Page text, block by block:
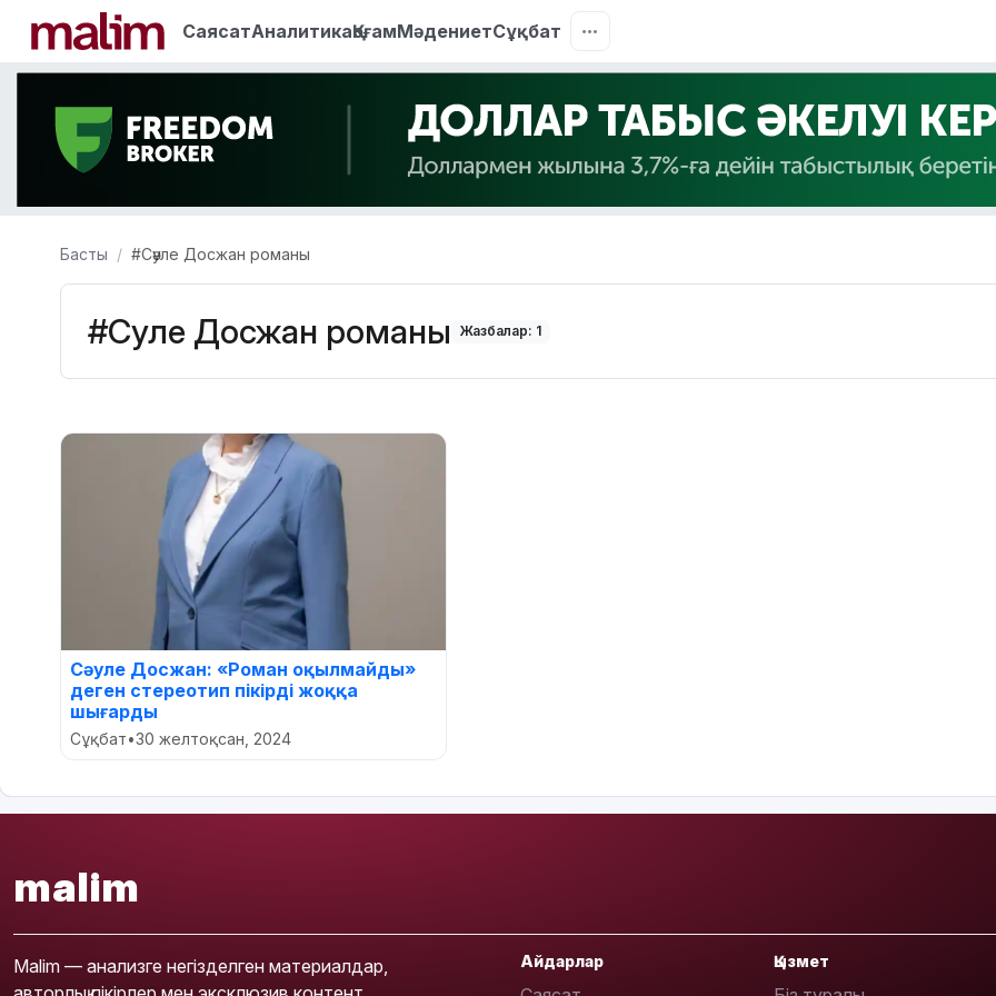
СаясатАналитикаҚоғамМәдениетСұқбат
Басты #Сәуле Досжан романы
#Сәуле Досжан романы Жазбалар: 1
Сәуле Досжан: «Роман оқылмайды»
деген стереотип пікірді жоққа
шығарды
Сұқбат•30 желтоқсан, 2024
malim
Malim — анализге негізделген материалдар,
Айдарлар Қызмет